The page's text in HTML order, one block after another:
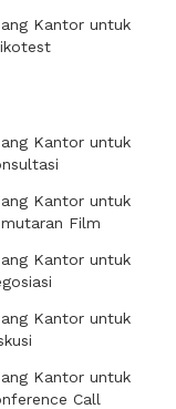
Kantor untuk
Kantor untuk
Kantor untuk
Film
Kantor untuk
Kantor untuk
Kantor untuk
Call